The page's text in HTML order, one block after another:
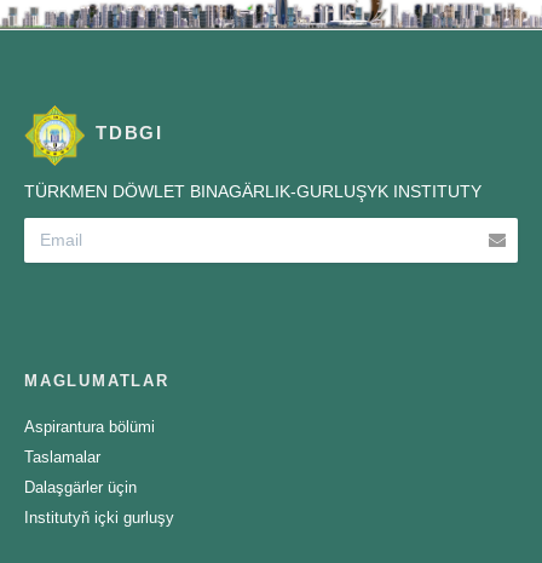
TDBGI
TÜRKMEN DÖWLET BINAGÄRLIK-GURLUŞYK INSTITUTY
MAGLUMATLAR
Aspirantura bölümi
Taslamalar
Dalaşgärler üçin
Institutyň içki gurluşy